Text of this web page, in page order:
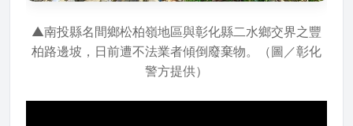
▲南投縣名間鄉松柏嶺地區與彰化縣二水鄉交界之豐
柏路邊坡，日前遭不法業者傾倒廢棄物。（圖／彰化
警方提供）